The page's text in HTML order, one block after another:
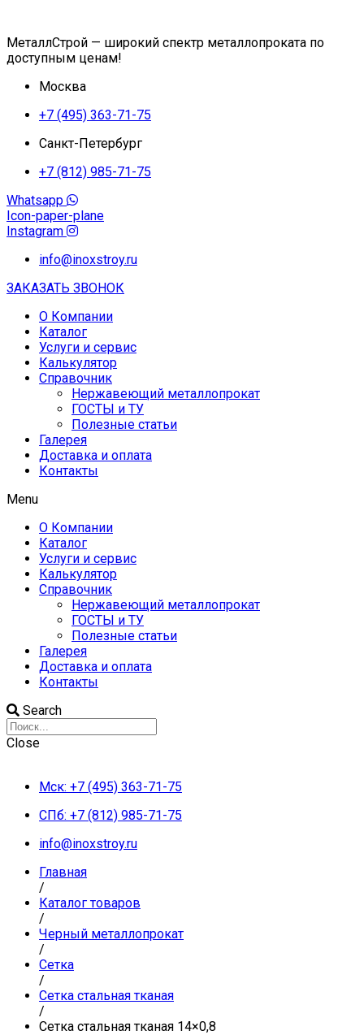
МеталлСтрой — широкий спектр металлопроката по
доступным ценам!
Москва
+7 (495) 363-71-75
Санкт-Петербург
+7 (812) 985-71-75
Whatsapp
Icon-paper-plane
Instagram
info@inoxstroy.ru
ЗАКАЗАТЬ ЗВОНОК
О Компании
Каталог
Услуги и сервис
Калькулятор
Справочник
Нержавеющий металлопрокат
ГОСТЫ и ТУ
Полезные статьи
Галерея
Доставка и оплата
Контакты
Menu
О Компании
Каталог
Услуги и сервис
Калькулятор
Справочник
Нержавеющий металлопрокат
ГОСТЫ и ТУ
Полезные статьи
Галерея
Доставка и оплата
Контакты
Search
Close
Мск: +7 (495) 363-71-75
СПб: +7 (812) 985-71-75
info@inoxstroy.ru
Главная
/
Каталог товаров
/
Черный металлопрокат
/
Сетка
/
Сетка стальная тканая
/
Сетка стальная тканая 14×0,8